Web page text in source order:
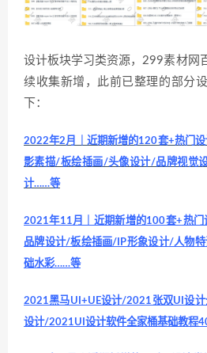
设计板块学习类资源，299素材网
续收集新增，此前已整理的部分
下：
2022年2月｜近期新增的120套+热门
影素描/板绘插画/头像设计/品牌视觉
计……等
2021年11月｜近期新增的100套+热门
品牌设计/板绘插画/IP形象设计/人物
础水彩……等
2021黑马UI+UE设计/2021张双UI设
设计/2021UI设计软件全家桶基础教程